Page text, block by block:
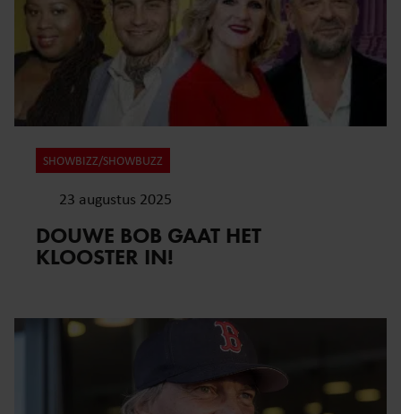
partners kunnen deze gegevens combineren met andere
informatie die u aan ze heeft verstrekt of die ze hebben
verzameld op basis van uw gebruik van hun services. U
gaat akkoord met onze cookies als u onze website blijft
gebruiken.
SHOWBIZZ/SHOWBUZZ
23 augustus 2025
DOUWE BOB GAAT HET
KLOOSTER IN!